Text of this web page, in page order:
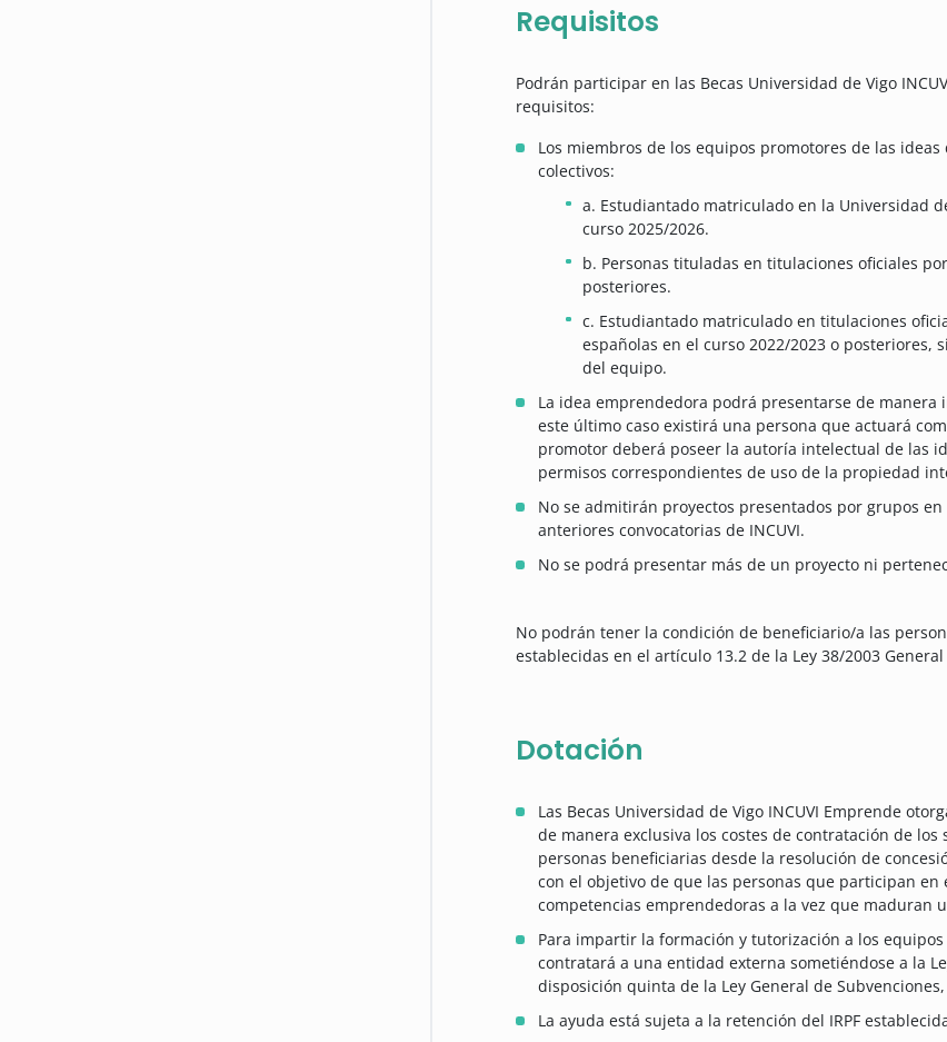
Requisitos
Podrán participar en las Becas Universidad de Vigo
requisitos:
Los miembros de los equipos promotores de las
colectivos:
a. Estudiantado matriculado en la Universidad
curso 2025/2026.
b. Personas tituladas en titulaciones oficiales
posteriores.
c. Estudiantado matriculado en titulaciones
españolas en el curso 2022/2023 o posteriores,
del equipo.
La idea emprendedora podrá presentarse de
este último caso existirá una persona que actuará
promotor deberá poseer la autoría intelectual de las
permisos correspondientes de uso de la propiedad
No se admitirán proyectos presentados por grupos
anteriores convocatorias de INCUVI.
No se podrá presentar más de un proyecto ni
No podrán tener la condición de beneficiario/a las
establecidas en el artículo 13.2 de la Ley 38/2003
Dotación
Las Becas Universidad de Vigo INCUVI Emprende
de manera exclusiva los costes de contratación de
personas beneficiarias desde la resolución de
con el objetivo de que las personas que participan
competencias emprendedoras a la vez que maduran
Para impartir la formación y tutorización a los
contratará a una entidad externa sometiéndose a la
disposición quinta de la Ley General de
La ayuda está sujeta a la retención del IRPF